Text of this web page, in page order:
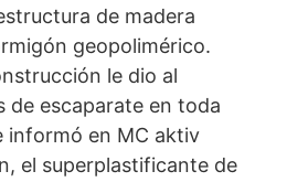
de madera
geopolimérico.
le dio al
de escaparate en toda
informó en MC aktiv
el superplastificante de